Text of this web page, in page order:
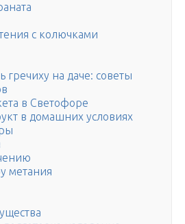
с колючками
гречиху на даче: советы
в Светофоре
в домашних условиях
метания